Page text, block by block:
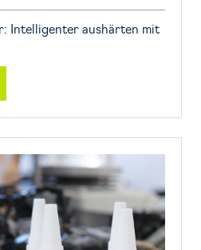
Intelligenter aushärten mit